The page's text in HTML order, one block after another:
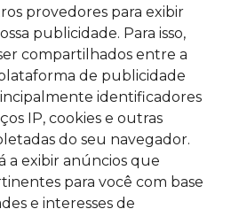
provedores para exibir
publicidade. Para isso,
compartilhados entre a
de publicidade
identificadores
IP, cookies e outras
do seu navegador.
a exibir anúncios que
para você com base
e interesses de